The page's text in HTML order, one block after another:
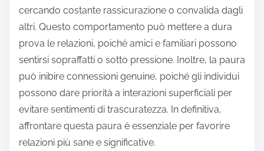
cercando costante rassicurazione o convalida dagli
altri. Questo comportamento può mettere a dura
prova le relazioni, poiché amici e familiari possono
sentirsi sopraffatti o sotto pressione. Inoltre, la paura
può inibire connessioni genuine, poiché gli individui
possono dare priorità a interazioni superficiali per
evitare sentimenti di trascuratezza. In definitiva,
affrontare questa paura è essenziale per favorire
relazioni più sane e significative.